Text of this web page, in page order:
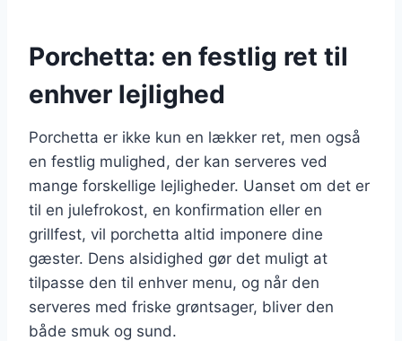
Porchetta: en festlig ret til
enhver lejlighed
Porchetta er ikke kun en lækker ret, men også
en festlig mulighed, der kan serveres ved
mange forskellige lejligheder. Uanset om det er
til en julefrokost, en konfirmation eller en
grillfest, vil porchetta altid imponere dine
gæster. Dens alsidighed gør det muligt at
tilpasse den til enhver menu, og når den
serveres med friske grøntsager, bliver den
både smuk og sund.